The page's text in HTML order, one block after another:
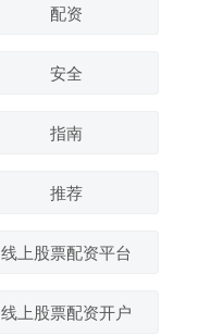
配资
安全
指南
推荐
线上股票配资平台
线上股票配资开户